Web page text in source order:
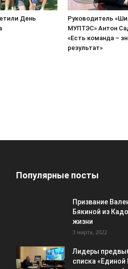
День
Руководитель
МУПТЭС» Антон
«Есть команда –
результат»
Популярные посты
Призвание
Бякиной из
жизни
3 марта, 2022
Лидеры
списка «Единой